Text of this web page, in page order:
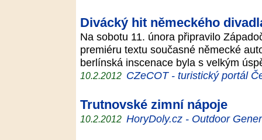
Divácký hit německého
Na sobotu 11. února připravilo
premiéru textu současné německé
berlínská inscenace byla s velkým
10.2.2012 CZeCOT - turistický portál
Trutnovské zimní nápoje
10.2.2012 HoryDoly.cz - Outdoor